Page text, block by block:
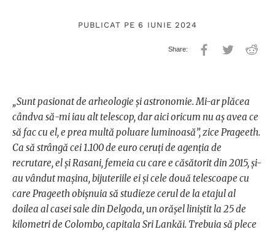
PUBLICAT PE 6 IUNIE 2024
„Sunt pasionat de arheologie și astronomie. Mi-ar plăcea
cândva să-mi iau alt telescop, dar aici oricum nu aș avea ce
să fac cu el, e prea multă poluare luminoasă”, zice Prageeth.
Ca să strângă cei 1.100 de euro ceruți de agenția de
recrutare, el și Rasani, femeia cu care e căsătorit din 2015, și-
au vândut mașina, bijuteriile ei și cele două telescoape cu
care Prageeth obișnuia să studieze cerul de la etajul al
doilea al casei sale din Delgoda, un orășel liniștit la 25 de
kilometri de Colombo, capitala Sri Lankăi. Trebuia să plece